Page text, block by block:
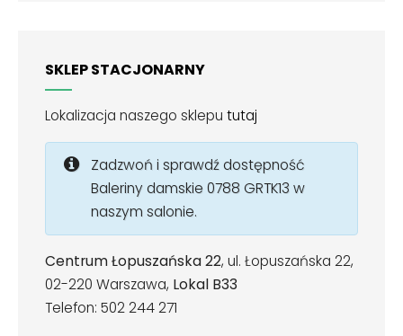
SKLEP STACJONARNY
Lokalizacja naszego sklepu tutaj
Zadzwoń i sprawdź dostępność
Baleriny damskie 0788 GRTK13 w
naszym salonie.
Centrum Łopuszańska 22, ul. Łopuszańska 22,
02-220 Warszawa, Lokal B33
Telefon: 502 244 271